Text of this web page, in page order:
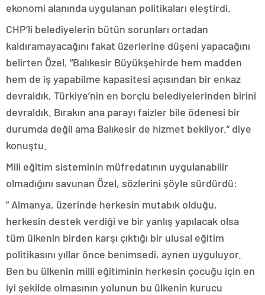
ekonomi alanında uygulanan politikaları eleştirdi.
CHP’li belediyelerin bütün sorunları ortadan
kaldıramayacağını fakat üzerlerine düşeni yapacağını
belirten Özel, “Balıkesir Büyükşehirde hem madden
hem de iş yapabilme kapasitesi açısından bir enkaz
devraldık, Türkiye’nin en borçlu belediyelerinden birini
devraldık. Bırakın ana parayı faizler bile ödenesi bir
durumda değil ama Balıkesir de hizmet bekliyor.” diye
konuştu.
Mili eğitim sisteminin müfredatının uygulanabilir
olmadığını savunan Özel, sözlerini şöyle sürdürdü:
” Almanya, üzerinde herkesin mutabık olduğu,
herkesin destek verdiği ve bir yanlış yapılacak olsa
tüm ülkenin birden karşı çıktığı bir ulusal eğitim
politikasını yıllar önce benimsedi, aynen uyguluyor.
Ben bu ülkenin milli eğitiminin herkesin çocuğu için en
iyi şekilde olmasının yolunun bu ülkenin kurucu